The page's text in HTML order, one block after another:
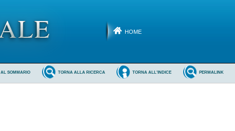
HOME
PERMALINK
TORNA ALL'INDICE
TORNA ALLA RICERCA
SOMMARIO